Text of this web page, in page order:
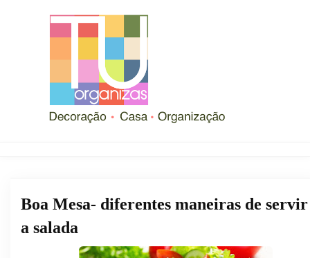
Boa Mesa- diferentes maneiras de servir
a salada